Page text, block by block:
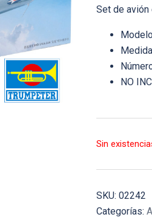
Set de avión
NO
Sin
SKU: 02242
Categorías: